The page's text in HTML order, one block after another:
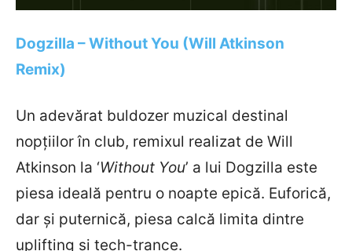
Dogzilla – Without You (Will Atkinson
Remix)
Un adevărat buldozer muzical destinal
nopțiilor în club, remixul realizat de Will
Atkinson la ‘Without You’ a lui Dogzilla este
piesa ideală pentru o noapte epică. Euforică,
dar și puternică, piesa calcă limita dintre
uplifting și tech-trance.